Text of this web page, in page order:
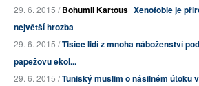
29. 6. 2015 /Bohumil Kartous Xenofobie je
největší hrozba
29. 6. 2015 /Tisíce lidí z mnoha náboženství
papežovu ekol...
29. 6. 2015 /Tuniský muslim o násilném útoku